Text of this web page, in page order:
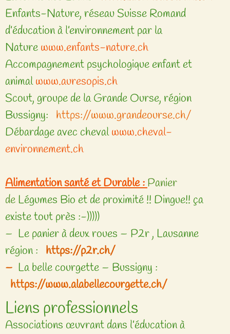
Enfants-Nature, réseau Suisse Romand
d’éducation à l’environnement par la
Nature www.enfants-nature.ch
Accompagnement psychologique enfant et
animalwww.auresopis.ch
Scout, groupe de la Grande Ourse, région
Bussigny: https://www.grandeourse.ch/
Débardage avec chevalwww.cheval-
environnement.ch
Alimentation santé et Durable :Panier
de Légumes Bio et de proximité !! Dingue!! ça
existe tout près :-)))))
– Le panier à deux roues – P2r , Lausanne
région : https://p2r.ch/
– La belle courgette – Bussigny :
https://www.alabellecourgette.ch/
Liens professionnels
Associations œuvrant dans l’éducation à